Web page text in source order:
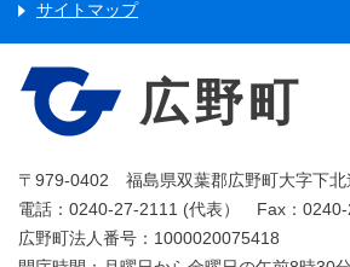
サイトマップ
広野町
〒979-0402 福島県双葉郡広野町大字下北
電話：0240-27-2111 (代表） Fax：0240-
広野町法人番号：1000020075418